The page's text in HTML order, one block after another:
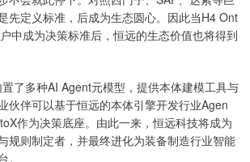
定义标准，后成为生态圆心。因此当H4 Ont
中成为决策标准后，恒远的生态价值也将得到
了多种AI Agent元模型，提供本体建模工具与
伙伴可以基于恒远的本体引擎开发行业Agen
作为决策底座。由此一来，恒远科技将成为
规则制定者，并最终进化为装备制造行业智能